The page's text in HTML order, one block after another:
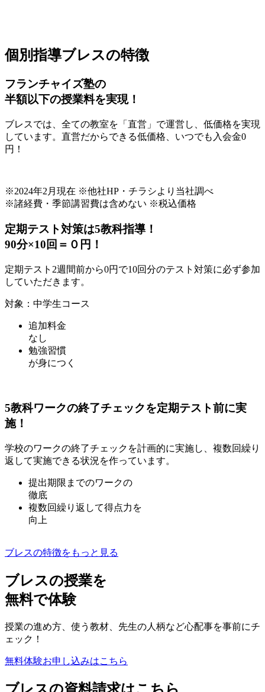
個別指導ブレスの特徴
フランチャイズ塾の
半額以下の授業料を実現！
ブレスでは、全ての教室を「直営」で運営し、低価格を実現
しています。直営だからできる低価格、 いつでも入会金0
円！
※2024年2月現在 ※他社HP・チラシより当社調べ
※諸経費・季節講習費は含めない ※税込価格
定期テスト対策は5教科指導！
90分×10回＝０円！
定期テスト2週間前から0円で10回分のテスト対策に必ず参加
していただきます。
対象：中学生コース
追加料金
なし
勉強習慣
が身につく
5教科ワークの終了チェックを定期テスト前に実
施！
学校のワークの終了チェックを計画的に実施し、複数回繰り
返して実施できる状況を作っています。
提出期限までのワークの
徹底
複数回繰り返して得点力を
向上
ブレスの特徴をもっと見る
ブレスの授業を
無料で体験
授業の進め方、使う教材、先生の人柄など心配事を事前にチ
ェック！
無料体験お申し込みはこちら
ブレスの資料請求はこちら